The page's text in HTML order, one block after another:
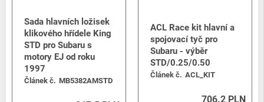
Sada hlavních ložisek
klikového hřídele King
STD pro Subaru s
motory EJ od roku
1997
Článek č. MB5382AMSTD
ACL Race kit hlavní a
spojovací tyč pro
Subaru - výběr
STD/0.25/0.50
Článek č. ACL_KIT
706.2 PLN